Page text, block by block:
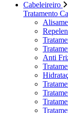
Cabeleireiro
Tratamento
Anti